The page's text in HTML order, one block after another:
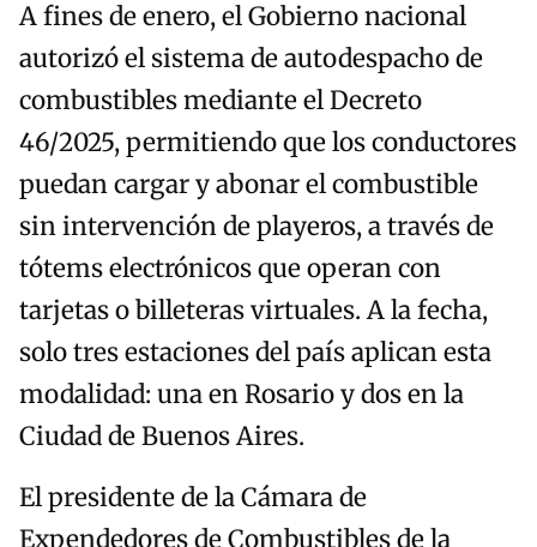
A fines de enero, el Gobierno nacional
autorizó el sistema de autodespacho de
combustibles mediante el Decreto
46/2025, permitiendo que los conductores
puedan cargar y abonar el combustible
sin intervención de playeros, a través de
tótems electrónicos que operan con
tarjetas o billeteras virtuales. A la fecha,
solo tres estaciones del país aplican esta
modalidad: una en Rosario y dos en la
Ciudad de Buenos Aires.
El presidente de la Cámara de
Expendedores de Combustibles de la